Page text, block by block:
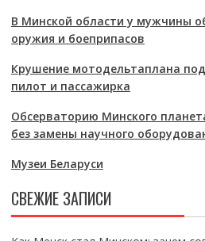
В Минской области у мужчины
оружия и боеприпасов
Крушение мотодельтаплана
пилот и пассажирка
Обсерваторию Минского
без замены научного
Музеи Беларуси
СВЕЖИЕ ЗАПИСИ